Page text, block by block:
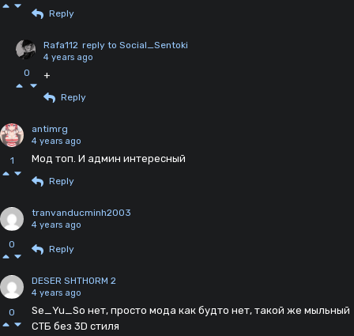
Reply
0
Rafa112 reply to Social_Sentoki
4 years ago
+
Reply
1
antimrg
4 years ago
Мод топ. И админ интересный
Reply
0
tranvanducminh2003
4 years ago
Reply
0
DESER SHTHORM 2
4 years ago
Se_Yu_So нет, просто мода как будто нет, такой же мыльный
СТБ без 3D стиля